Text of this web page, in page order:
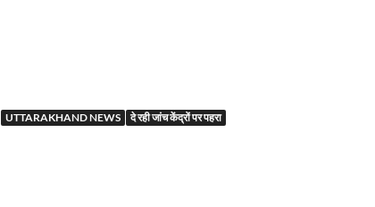
UTTARAKHAND NEWS
दे रही जांच केंद्रों पर पहरा